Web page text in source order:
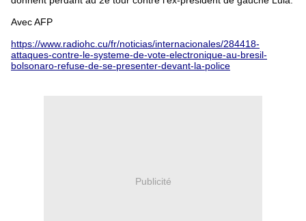
Avec AFP
https://www.radiohc.cu/fr/noticias/internacionales/284418-
attaques-contre-le-systeme-de-vote-electronique-au-bresil-
bolsonaro-refuse-de-se-presenter-devant-la-police
Publicité